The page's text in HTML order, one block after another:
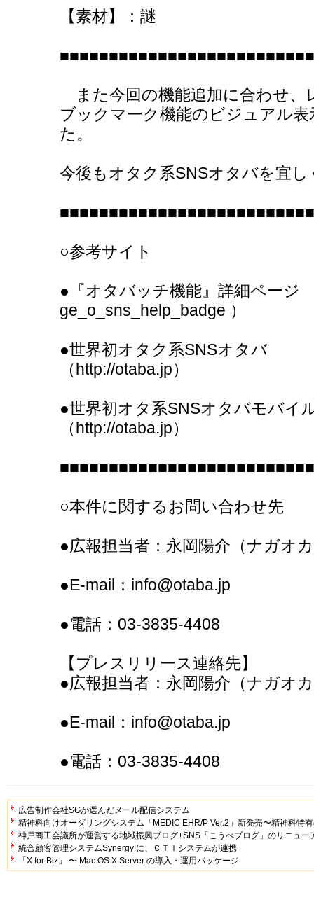
【素材】：謎
また今回の機能追加に合わせ、
ブックマーク機能のビジュアル
た。
今後もオタク系SNSオタバを宜
○参考サイト
●『オタバッチ機能』詳細ページ
ge_o_sns_help_badge ）
●世界初オタク系SNSオタバ
（http://otaba.jp）
●世界初オタ系SNSオタバモバイ
（http://otaba.jp）
○本件に関するお問い合わせ先
●広報担当者：永岡陽介（ナガオ
●E-mail：info@otaba.jp
●電話：03-3835-4408
【プレスリリース連絡先】
●広報担当者：永岡陽介（ナガオ
●E-mail：info@otaba.jp
●電話：03-3835-4408
広告制作会社SGが選んだメール配信システム
精神科向けオーダリングシステム「MEDIC EHR/P Ver.2」新発売〜精神科特
神戸商工会議所が運営する地域振興ブログ+SNS「こうべブログ」のリニュー
統合顧客管理システムSynergy!に、ＣＴＩシステムが連携
「X for Biz」 〜 Mac OS X Server の導入・運用パッケージ